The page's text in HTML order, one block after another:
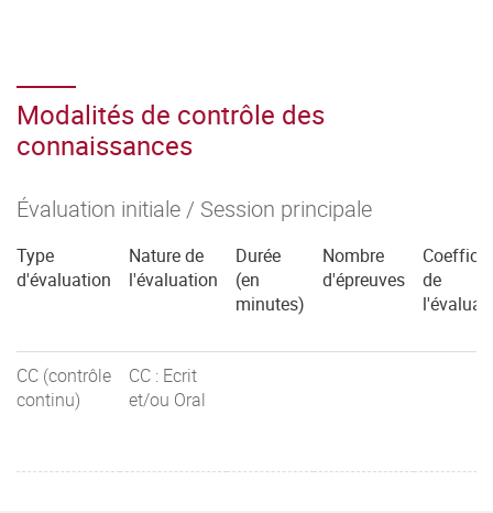
Modalités de contrôle des
connaissances
Évaluation initiale / Session principale
Type
d'évaluation
Nature de
l'évaluation
Durée
(en
minutes)
Nombre
d'épreuves
de
CC (contrôle
continu)
CC : Ecrit
et/ou Oral